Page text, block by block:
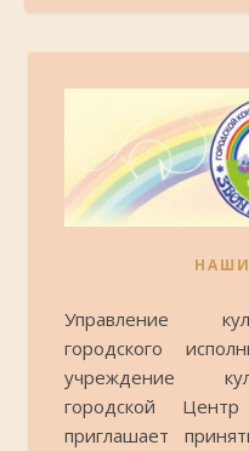
Управление культуры Могилевского
городского
учреждение
городской
приглашает